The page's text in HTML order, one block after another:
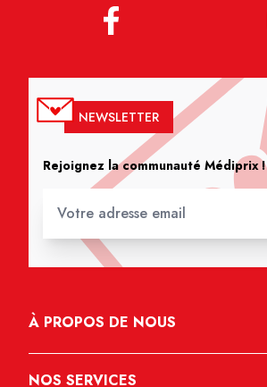
NEWSLETTER
Rejoignez la communauté Médiprix !
À PROPOS DE NOUS
NOS SERVICES